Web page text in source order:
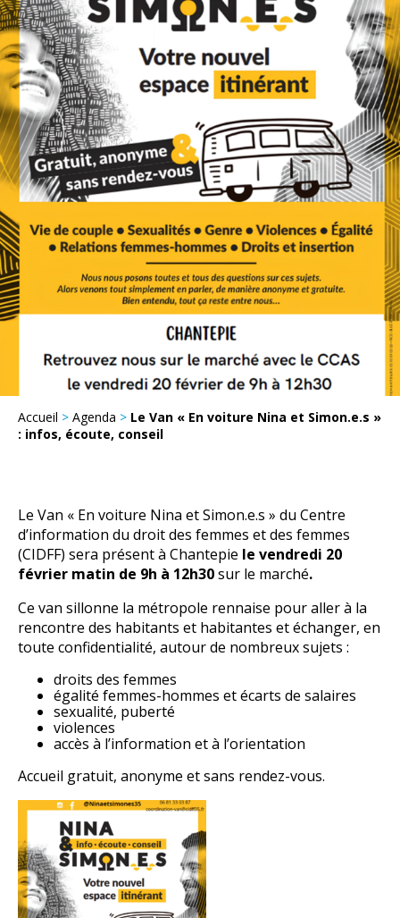
Accueil > Agenda > Le Van « En voiture Nina et Simon.e.s »
: infos, écoute, conseil
Le Van « En voiture Nina et Simon.e.s » du Centre
d’information du droit des femmes et des femmes
(CIDFF) sera présent à Chantepie le vendredi 20
février matin de 9h à 12h30sur le marché.
Ce van sillonne la métropole rennaise pour aller à la
rencontre des habitants et habitantes et échanger, en
toute confidentialité, autour de nombreux sujets :
droits des femmes
égalité femmes-hommes et écarts de salaires
sexualité, puberté
violences
accès à l’information et à l’orientation
Accueil gratuit, anonyme et sans rendez-vous.